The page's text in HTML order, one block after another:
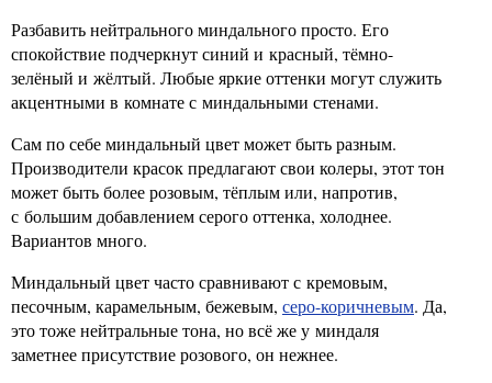
Разбавить нейтрального миндального просто. Его
спокойствие подчеркнут синий и красный, тёмно-
зелёный и жёлтый. Любые яркие оттенки могут служить
акцентными в комнате с миндальными стенами.
Сам по себе миндальный цвет может быть разным.
Производители красок предлагают свои колеры, этот тон
может быть более розовым, тёплым или, напротив,
с большим добавлением серого оттенка, холоднее.
Вариантов много.
Миндальный цвет часто сравнивают с кремовым,
песочным, карамельным, бежевым, серо-коричневым. Да,
это тоже нейтральные тона, но всё же у миндаля
заметнее присутствие розового, он нежнее.